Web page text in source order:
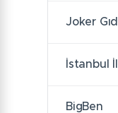
Joker
İstanbul
BigBen